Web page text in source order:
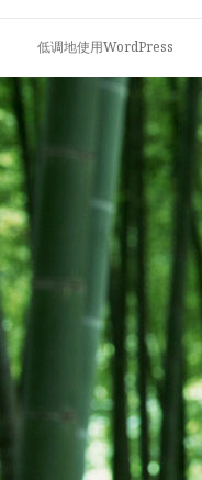
文
低调地使用WordPress